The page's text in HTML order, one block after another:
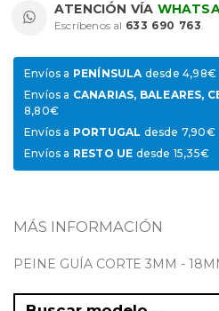
ATENCIÓN VÍA
Escríbenos al 633 690 763.
Envíos a PENÍNSULAdesde 4,98€
Envíos a CANARIAS, BALEARES,
8,80€
Envíos a PORTUGAL desde 7,90€
Envíos a RESTO UE desde 15,35€
MÁS INFORMACIÓN
PEINE GUÍA CORTE 3MM -